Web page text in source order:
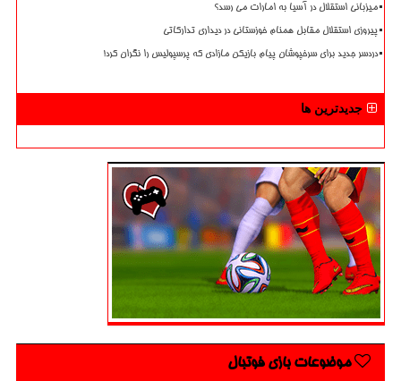
میزبانی استقلال در آسیا به امارات می رسد؟
پیروزی استقلال مقابل همنام خوزستانی در دیداری تدارکاتی
دردسر جدید برای سرخپوشان پیام بازیکن مازادی که پرسپولیس را نگران کرد!
جدیدترین ها
موضوعات بازی فوتبال